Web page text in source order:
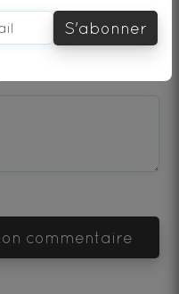
Ajouter mon commentaire
S'abonner